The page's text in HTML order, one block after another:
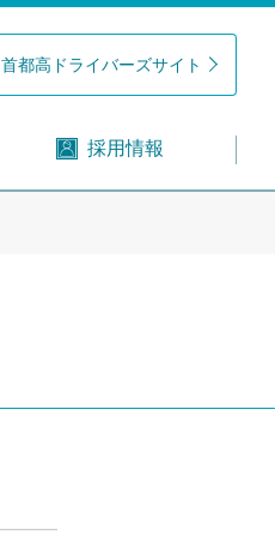
首都高ドライバーズサイト
採用情報